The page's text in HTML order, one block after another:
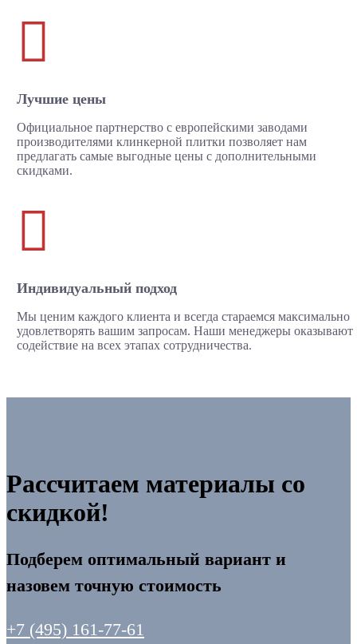

Лучшие цены
Официальное партнерство с европейскими заводами
производителями клинкерной плитки позволяет нам
предлагать самые выгодные цены с дополнительными
скидками.

Индивидуальный подход
Мы ценим каждого клиента и всегда стараемся максимально
удовлетворять вашим запросам. Наши менеджеры оказывают
содействие на всех этапах сотрудничества.
Рассчитаем материалы со
скидкой!
Подберем оптимальный вариант и
назовем точную стоимость
+7 (495) 161-77-61